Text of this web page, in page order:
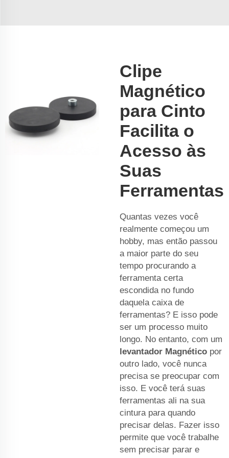
Clipe
Magnético
para Cinto
Facilita o
Acesso às
Suas
Ferramentas
Quantas vezes você
realmente começou um
hobby, mas então passou
a maior parte do seu
tempo procurando a
ferramenta certa
escondida no fundo
daquela caixa de
ferramentas? E isso pode
ser um processo muito
longo. No entanto, com um
levantador Magnético por
outro lado, você nunca
precisa se preocupar com
isso. E você terá suas
ferramentas ali na sua
cintura para quando
precisar delas. Fazer isso
permite que você trabalhe
sem precisar parar e